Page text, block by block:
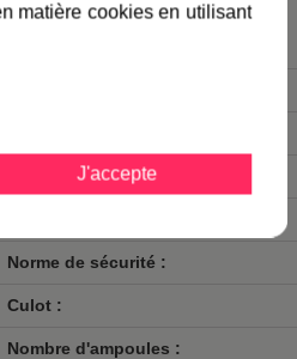
Finition / couleur :
Norme de sécurité :
Culot :
Nombre d'ampoules :
matière cookies en utilisant
J'accepte